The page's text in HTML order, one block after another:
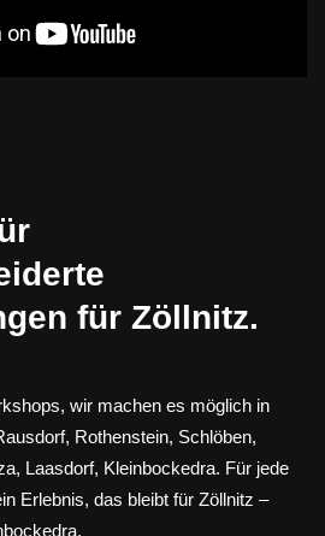
für Zöllnitz.
wir machen es möglich in
Rothenstein, Schlöben,
Laasdorf, Kleinbockedra. Für jede
Erlebnis, das bleibt für Zöllnitz –